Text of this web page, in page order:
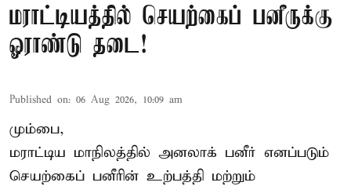
மராட்டியத்தில் செயற்கைப் பனீருக்கு
ஓராண்டு தடை!
Published on: 06 Aug 2026, 10:09 am
மும்பை,
மராட்டிய மாநிலத்தில் அனலாக் பனீர் எனப்படும்
செயற்கைப் பனீரின் உற்பத்தி மற்றும்